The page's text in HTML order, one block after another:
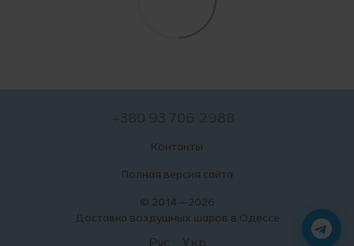
Контакты
Полная версия сайта
© 2014—2026
Доставка воздушных шаров в Одессе
Рус Укр